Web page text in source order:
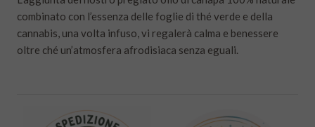
combinato con l’essenza delle foglie di thé verde e della
cannabis, una volta infuso, vi regalerà calma e benessere
oltre ché un’atmosfera afrodisiaca senza eguali.